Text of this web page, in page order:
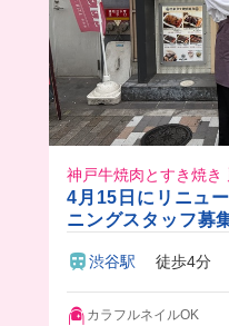
神戸牛焼肉とすき焼き
4月15日にリニュ
ニングスタッフ募
ゃう🎵
渋谷駅 徒歩4分
カラフルネイルOK